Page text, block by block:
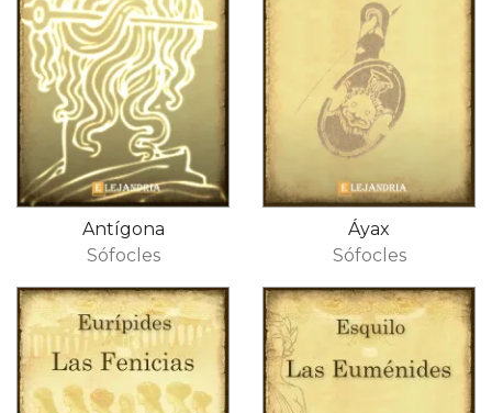
Antígona
Sófocles
Áyax
Sófocles